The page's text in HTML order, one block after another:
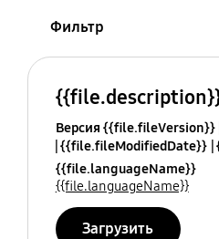
Фильтр
Версия {{file.fileVersion}}
{{file.fileModifiedDate}}
{{file.languageName}}
{{file.languageName}}
Загрузить